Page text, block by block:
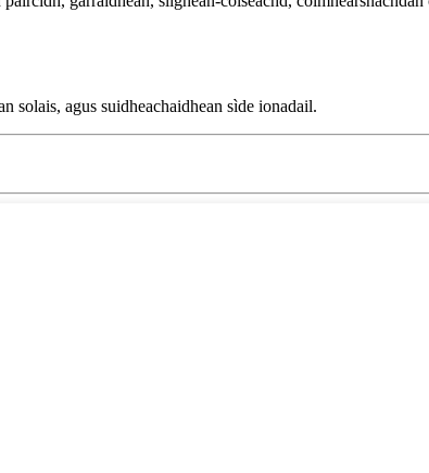
solais, agus suidheachaidhean sìde ionadail.